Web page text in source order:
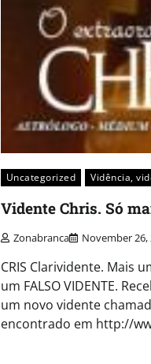
Uncategorized Vidência,
Vidente Chris. Só
Zonabranca November 26,
CRIS Clarividente. Mais
um FALSO VIDENTE.
um novo vidente
encontrado em http://